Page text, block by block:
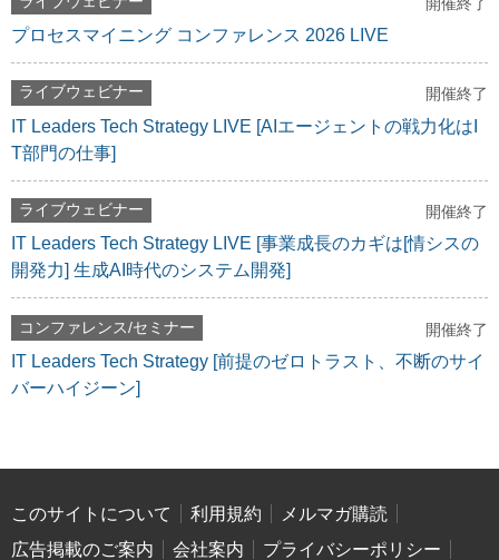
開催終了
プロセスマイニング コンファレンス 2026 LIVE
ライブウェビナー 開催終了
IT Leaders Tech Strategy LIVE [AIエージェントの戦力化はI
T部門の仕事]
ライブウェビナー 開催終了
IT Leaders Tech Strategy LIVE [事業成長のカギは[情シスの
開発力] 生成AI時代のシステム開発]
コンファレンス/セミナー 開催終了
IT Leaders Tech Strategy [前提のゼロトラスト、不断のサイ
バーハイジーン]
このサイトについて 利用規約
メルマガ購読
広告掲載のご案内
会社案内
プライバシーポリシー